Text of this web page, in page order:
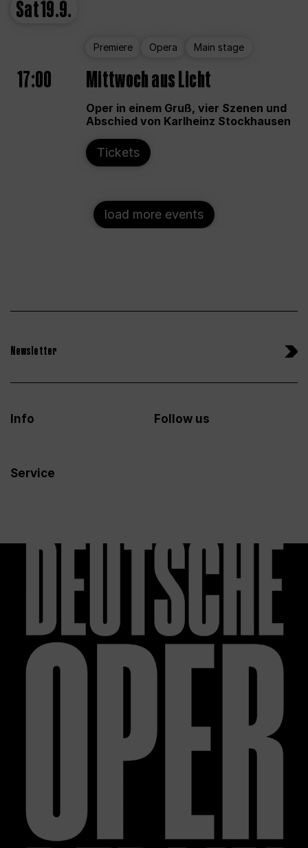
Sat19.9.
Premiere Opera Main stage
17:00 Mittwoch aus Licht
Oper in einem Gruß, vier Szenen und
Abschied von Karlheinz Stockhausen
Tickets
load more events
Newsletter
Info
Service
Follow us